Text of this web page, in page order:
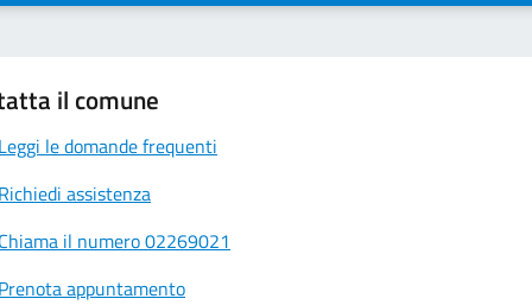
il comune
le domande frequenti
assistenza
il numero 02269021
appuntamento